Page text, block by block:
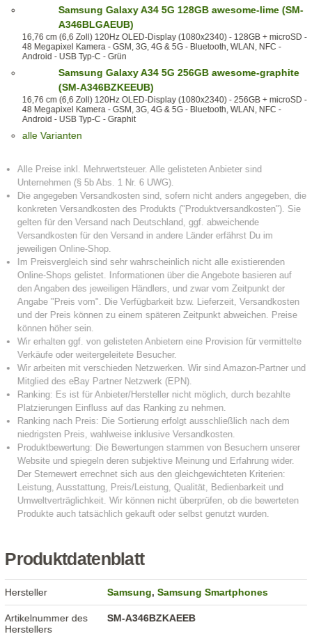
Samsung Galaxy A34 5G 128GB awesome-lime (SM-
A346BLGAEUB)
16,76 cm (6,6 Zoll) 120Hz OLED-Display (1080x2340) - 128GB + microSD -
48 Megapixel Kamera - GSM, 3G, 4G & 5G - Bluetooth, WLAN, NFC -
Android - USB Typ-C - Grün
Samsung Galaxy A34 5G 256GB awesome-graphite
(SM-A346BZKEEUB)
16,76 cm (6,6 Zoll) 120Hz OLED-Display (1080x2340) - 256GB + microSD -
48 Megapixel Kamera - GSM, 3G, 4G & 5G - Bluetooth, WLAN, NFC -
Android - USB Typ-C - Graphit
alle Varianten
Produktdatenblatt
Hersteller Samsung,Samsung Smartphones
Artikelnummer des
Herstellers
SM-A346BZKAEEB